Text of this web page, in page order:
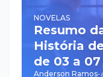
NOVELAS
Resumo
História
de 03 a
Anderson Ramos-